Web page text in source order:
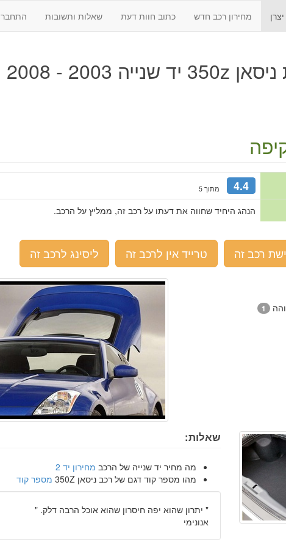
מחירון רכב חדש כתוב חוות דעת שאלות ותשובות התחבר
ניסאן 350z יד שנייה 2003 - 2008
4.4 מתוך 5
הנהג היחיד שחווה את דעתו על רכב זה, ממליץ על הרכב.
רכב זה טרייד אין לרכב זה ליסינג לרכב זה
1
שאלות:
מה מחיר יד שנייה של הרכב מחירון יד 2
מהו מספר קוד דגם של רכב ניסאן 350Z
מספר קוד
" יתרון שהוא יפה חיסרון שהוא אוכל הרבה דלק. "
אנונימי